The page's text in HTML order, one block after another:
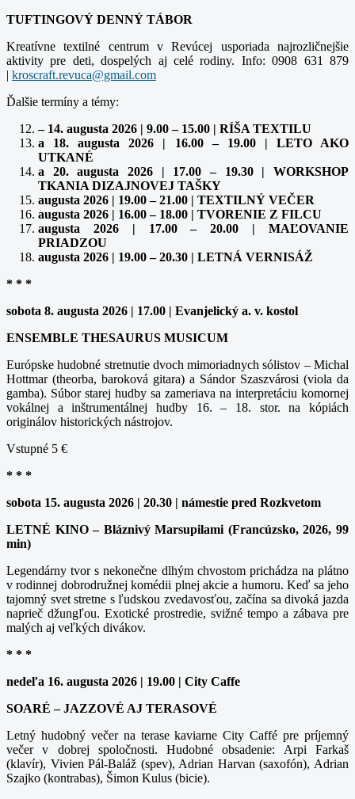
TUFTINGOVÝ DENNÝ TÁBOR
Kreatívne textilné centrum v Revúcej usporiada najrozličnejšie
aktivity pre deti, dospelých aj celé rodiny. Info: 0908 631 879
| kroscraft.revuca@gmail.com
Ďalšie termíny a témy:
– 14. augusta 2026 | 9.00 – 15.00 | RÍŠA TEXTILU
a 18. augusta 2026 | 16.00 – 19.00 | LETO AKO
UTKANÉ
a 20. augusta 2026 | 17.00 – 19.30 | WORKSHOP
TKANIA DIZAJNOVEJ TAŠKY
augusta 2026 | 19.00 – 21.00 | TEXTILNÝ VEČER
augusta 2026 | 16.00 – 18.00 | TVORENIE Z FILCU
augusta 2026 | 17.00 – 20.00 | MAĽOVANIE
PRIADZOU
augusta 2026 | 19.00 – 20.30 | LETNÁ VERNISÁŽ
* * *
sobota 8. augusta 2026 | 17.00 | Evanjelický a. v. kostol
ENSEMBLE THESAURUS MUSICUM
Európske hudobné stretnutie dvoch mimoriadnych sólistov – Michal
Hottmar (theorba, baroková gitara) a Sándor Szaszvárosi (viola da
gamba). Súbor starej hudby sa zameriava na interpretáciu komornej
vokálnej a inštrumentálnej hudby 16. – 18. stor. na kópiách
originálov historických nástrojov.
Vstupné 5 €
* * *
sobota 15. augusta 2026 | 20.30 | námestie pred Rozkvetom
LETNÉ KINO – Bláznivý Marsupilami (Francúzsko, 2026, 99
min)
Legendárny tvor s nekonečne dlhým chvostom prichádza na plátno
v rodinnej dobrodružnej komédii plnej akcie a humoru. Keď sa jeho
tajomný svet stretne s ľudskou zvedavosťou, začína sa divoká jazda
naprieč džungľou. Exotické prostredie, svižné tempo a zábava pre
malých aj veľkých divákov.
* * *
nedeľa 16. augusta 2026 | 19.00 | City Caffe
SOARÉ – JAZZOVÉ AJ TERASOVÉ
Letný hudobný večer na terase kaviarne City Caffé pre príjemný
večer v dobrej spoločnosti. Hudobné obsadenie: Arpi Farkaš
(klavír), Vivien Pál-Baláž (spev), Adrian Harvan (saxofón), Adrian
Szajko (kontrabas), Šimon Kulus (bicie).